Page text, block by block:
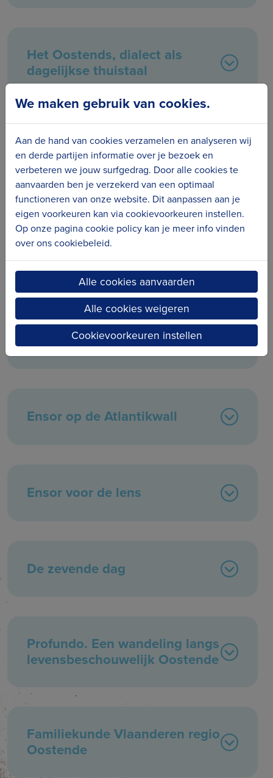
Het Oostends, dialect als
dagelijkse thuistaal
300 jaar Oostendse
compagnie
Ontdek je roots. Wie waren je
voorouders?
Getekende oorlog: De
Atantikwall gestript
Ensor op de Atlantikwall
Ensor voor de lens
De zevende dag
Profundo. Een wandeling langs
levensbeschouwelijk Oostende
Familiekunde Vlaanderen regio
Oostende
We maken gebruik van cookies.
Aan de hand van cookies verzamelen en analyseren wij
en derde partijen informatie over je bezoek en
verbeteren we jouw surfgedrag. Door alle cookies te
aanvaarden ben je verzekerd van een optimaal
functioneren van onze website. Dit aanpassen aan je
eigen voorkeuren kan via cookievoorkeuren instellen.
Op onze pagina cookie policy kan je meer info vinden
over ons cookiebeleid.
Alle cookies aanvaarden
Alle cookies weigeren
Cookievoorkeuren instellen